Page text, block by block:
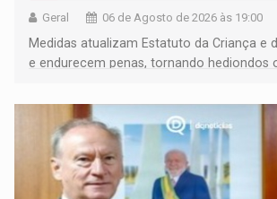
Geral 06 de Agosto de 2026 às 19:00
Medidas atualizam Estatuto da Criança e
e endurecem penas, tornando hediondos